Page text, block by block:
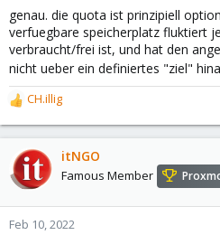
:genau. die quota ist prinzipiell
verfuegbare speicherplatz fluktiert
verbraucht/frei ist, und hat den
nicht ueber ein definiertes "ziel"
R
e
a
o
n
CH.illig
itNGO
Famous Member
Feb 10, 2022